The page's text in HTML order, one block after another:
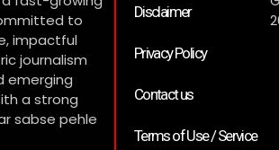
to
impactful
journalism
emerging
a strong
sabse pehle
Disclaimer
Privacy Policy
Contact us
Terms of Use / Service